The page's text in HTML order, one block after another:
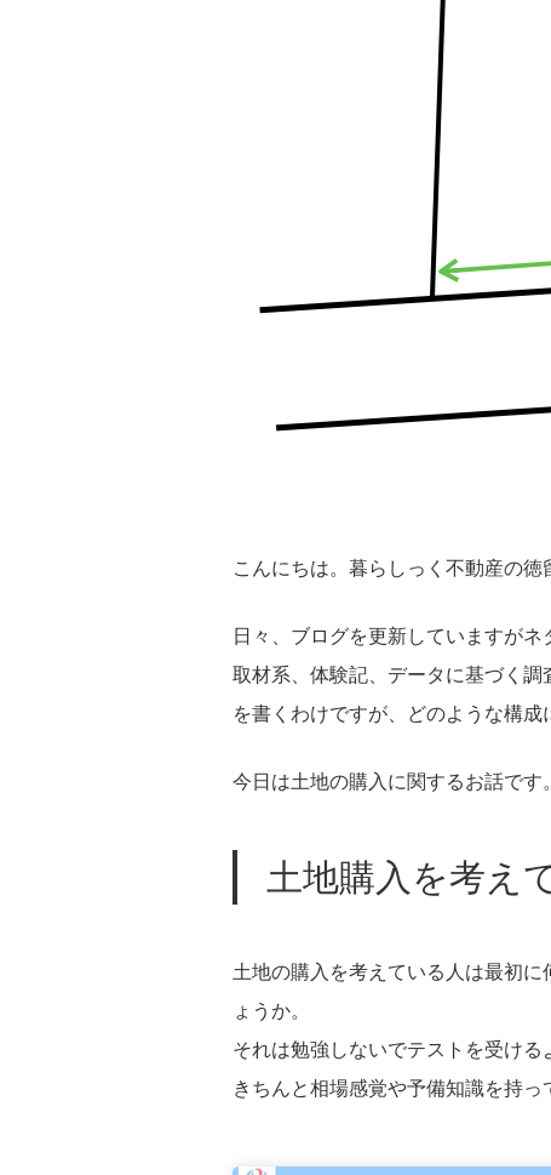
こんにちは。暮らしっく不動産の徳
日々、ブログを更新していますがネ
取材系、体験記、データに基づく
を書くわけですが、どのような構成
今日は土地の購入に関するお話です。
土地購入を考え
土地の購入を考えている人は最初
ょうか。
それは勉強しないでテストを受ける
きちんと相場感覚や予備知識を持っ